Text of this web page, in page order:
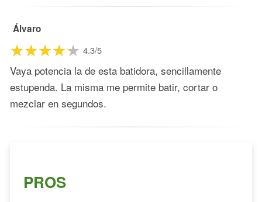
Álvaro
4.3/5
Vaya potencia la de esta batidora, sencillamente
estupenda. La misma me permite batir, cortar o
mezclar en segundos.
PROS